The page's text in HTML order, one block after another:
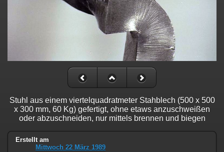
Stuhl aus einem viertelquadratmeter Stahblech (500 x 500
x 300 mm, 60 Kg) gefertigt, ohne etaws anzuschweißen
oder abzuschneiden, nur mittels brennen und biegen
Erstellt am
Mittwoch 22 März 1989